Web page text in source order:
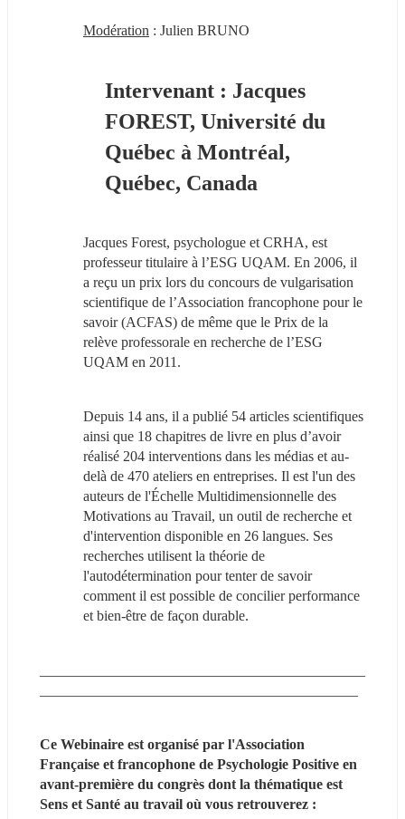
Modération : Julien BRUNO
Intervenant : Jacques
FOREST, Université du
Québec à Montréal,
Québec, Canada
Jacques Forest, psychologue et CRHA, est
professeur titulaire à l’ESG UQAM. En 2006, il
a reçu un prix lors du concours de vulgarisation
scientifique de l’Association francophone pour le
savoir (ACFAS) de même que le Prix de la
relève professorale en recherche de l’ESG
UQAM en 2011.
Depuis 14 ans, il a publié 54 articles scientifiques
ainsi que 18 chapitres de livre en plus d’avoir
réalisé 204 interventions dans les médias et au-
delà de 470 ateliers en entreprises. Il est l'un des
auteurs de l'Échelle Multidimensionnelle des
Motivations au Travail, un outil de recherche et
d'intervention disponible en 26 langues. Ses
recherches utilisent la théorie de
l'autodétermination pour tenter de savoir
comment il est possible de concilier performance
et bien-être de façon durable.
Ce Webinaire est organisé par l'Association
Française et francophone de Psychologie Positive en
avant-première du congrès dont la thématique est
Sens et Santé au travail où vous retrouverez :